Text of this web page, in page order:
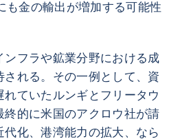
も金の輸出が増加する可能性
ンフラや鉱業分野における成
れる。その一例として、資
ていたルンギとフリータウ
終的に米国のアクロウ社が請
化、港湾能力の拡大、なら